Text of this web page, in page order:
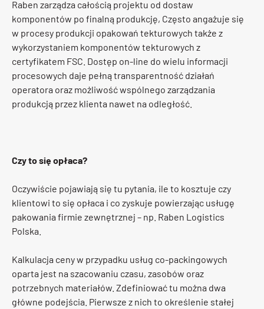
Raben zarządza całością projektu od dostaw
komponentów po finalną produkcję, Często angażuje się
w procesy produkcji opakowań tekturowych także z
wykorzystaniem komponentów tekturowych z
certyfikatem FSC. Dostęp on-line do wielu informacji
procesowych daje pełną transparentność działań
operatora oraz możliwość wspólnego zarządzania
produkcją przez klienta nawet na odległość.
Czy to się opłaca?
Oczywiście pojawiają się tu pytania, ile to kosztuje czy
klientowi to się opłaca i co zyskuje powierzając usługę
pakowania firmie zewnętrznej – np. Raben Logistics
Polska.
Kalkulacja ceny w przypadku usług co-packingowych
oparta jest na szacowaniu czasu, zasobów oraz
potrzebnych materiałów. Zdefiniować tu można dwa
główne podejścia. Pierwsze z nich to określenie stałej